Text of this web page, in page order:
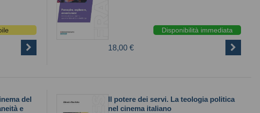
Disponibilità immediata
18,00 €
del
e
Il potere dei servi. La teologia politica
nel cinema italiano